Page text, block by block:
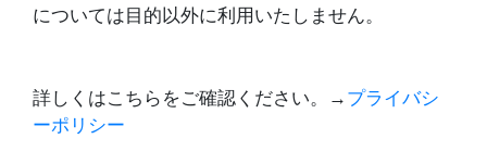
については目的以外に利用いたしません。
詳しくはこちらをご確認ください。→ プライバシ
ーポリシー